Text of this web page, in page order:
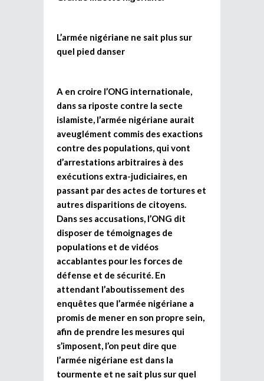
L’armée nigériane ne sait plus sur
quel pied danser
A en croire l’ONG internationale,
dans sa riposte contre la secte
islamiste, l’armée nigériane aurait
aveuglément commis des exactions
contre des populations, qui vont
d’arrestations arbitraires à des
exécutions extra-judiciaires, en
passant par des actes de tortures et
autres disparitions de citoyens.
Dans ses accusations, l’ONG dit
disposer de témoignages de
populations et de vidéos
accablantes pour les forces de
défense et de sécurité. En
attendant l’aboutissement des
enquêtes que l’armée nigériane a
promis de mener en son propre sein,
afin de prendre les mesures qui
s’imposent, l’on peut dire que
l’armée nigériane est dans la
tourmente et ne sait plus sur quel